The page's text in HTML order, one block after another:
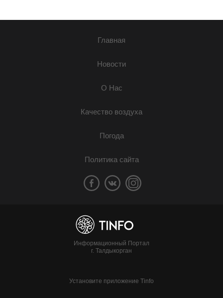
Главная
Новости
О Нас
Качество воздуха
Погода
Политика сайта
Информационный Портал
г. Талдыкорган
Установите приложение Tinfo